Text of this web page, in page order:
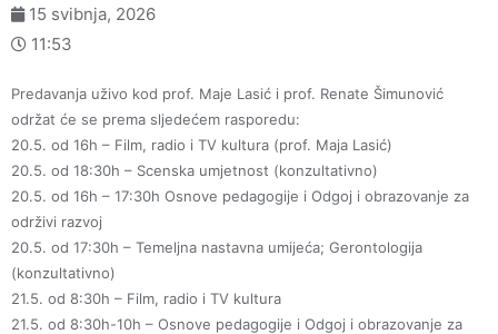
15 svibnja, 2026
11:53
Predavanja uživo kod prof. Maje Lasić i prof. Renate Šimunović
održat će se prema sljedećem rasporedu:
20.5. od 16h – Film, radio i TV kultura (prof. Maja Lasić)
20.5. od 18:30h – Scenska umjetnost (konzultativno)
20.5. od 16h – 17:30h Osnove pedagogije i Odgoj i obrazovanje za
održivi razvoj
20.5. od 17:30h – Temeljna nastavna umijeća; Gerontologija
(konzultativno)
21.5. od 8:30h – Film, radio i TV kultura
21.5. od 8:30h-10h – Osnove pedagogije i Odgoj i obrazovanje za